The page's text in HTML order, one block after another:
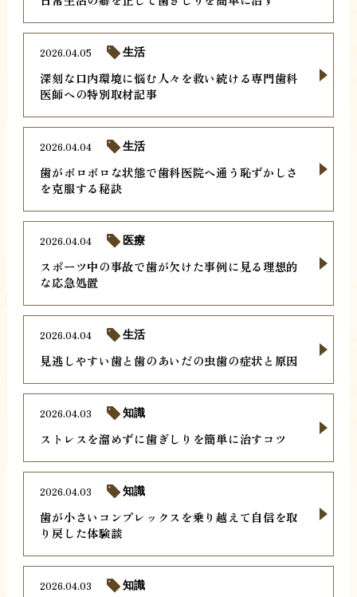
深刻な口内環境に悩む人々を救い続ける専門歯科
医師への特別取材記事
2026.04.05 生活
歯がボロボロな状態で歯科医院へ通う恥ずかしさ
を克服する秘訣
2026.04.04 生活
スポーツ中の事故で歯が欠けた事例に見る理想的
な応急処置
2026.04.04 医療
見逃しやすい歯と歯のあいだの虫歯の症状と原因
2026.04.04 生活
ストレスを溜めずに歯ぎしりを簡単に治すコツ
2026.04.03 知識
歯が小さいコンプレックスを乗り越えて自信を取
り戻した体験談
2026.04.03 知識
2026.04.03 知識